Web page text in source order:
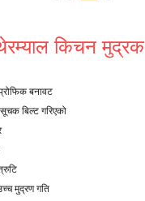
किचन मुद्रक
बनावट
बिल्ट गरिएको
मुद्रण गति